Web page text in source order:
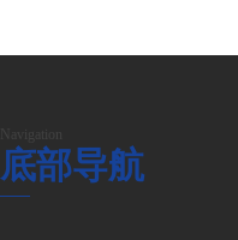
底部导航